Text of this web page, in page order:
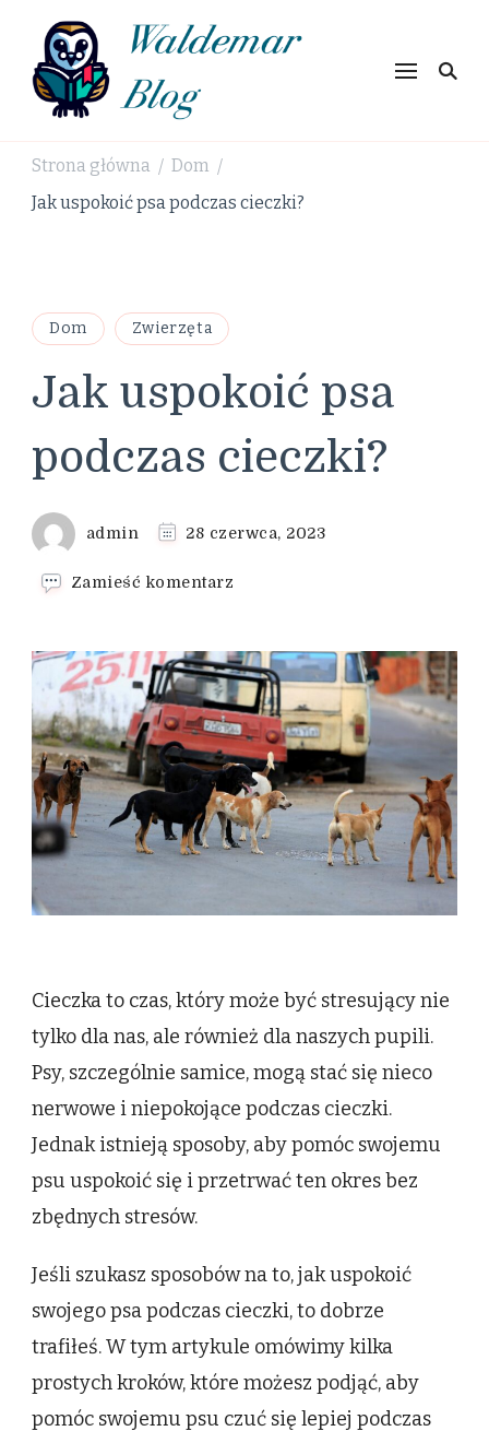
Waldemar
Strona główna / Dom /
Jak uspokoić psa podczas cieczki?
Dom Zwierzęta
Jak uspokoić psa
podczas cieczki?
admin 28 czerwca, 2023
Zamieść komentarz
uspokoić
psa
podczas
cieczki?
Cieczka to czas, który może być stresujący nie
tylko dla nas, ale również dla naszych pupili.
Psy, szczególnie samice, mogą stać się nieco
nerwowe i niepokojące podczas cieczki.
Jednak istnieją sposoby, aby pomóc swojemu
psu uspokoić się i przetrwać ten okres bez
zbędnych stresów.
Jeśli szukasz sposobów na to, jak uspokoić
swojego psa podczas cieczki, to dobrze
trafiłeś. W tym artykule omówimy kilka
prostych kroków, które możesz podjąć, aby
pomóc swojemu psu czuć się lepiej podczas